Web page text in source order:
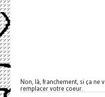
Non, là, franchement, si ça ne
remplacer votre coeur.